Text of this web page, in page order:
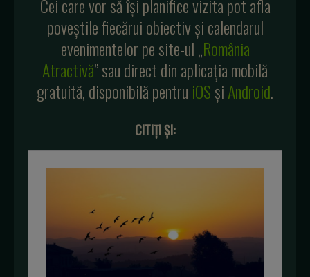
Ceicarevorsăîșiplanificevizitapotafla
poveștilefiecăruiobiectivșicalendarul
evenimentelorpesite-ul„România
Atractivă”saudirect dinaplicațiamobilă
gratuită,disponibilăpentru iOSșiAndroid.
CITIȚI ȘI: